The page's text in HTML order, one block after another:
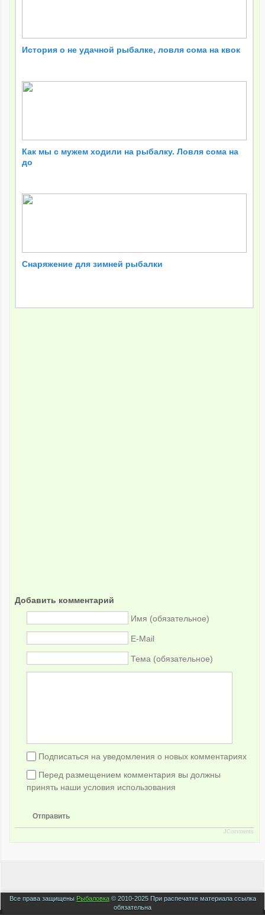
История о не удачной рыбалке, ловля сома на квок
Как мы с мужем ходили на рыбалку. Ловля сома на
до
Снаряжение для зимней рыбалки
Добавить комментарий
Имя (обязательное)
E-Mail
Тема (обязательное)
Подписаться на уведомления о новых комментариях
Перед размещением комментария вы должны
принять наши условия использования
Отправить
JComments
Все права защищены Рыбаловка© 2010-2025 При распечатке материала ссылка
обязательна